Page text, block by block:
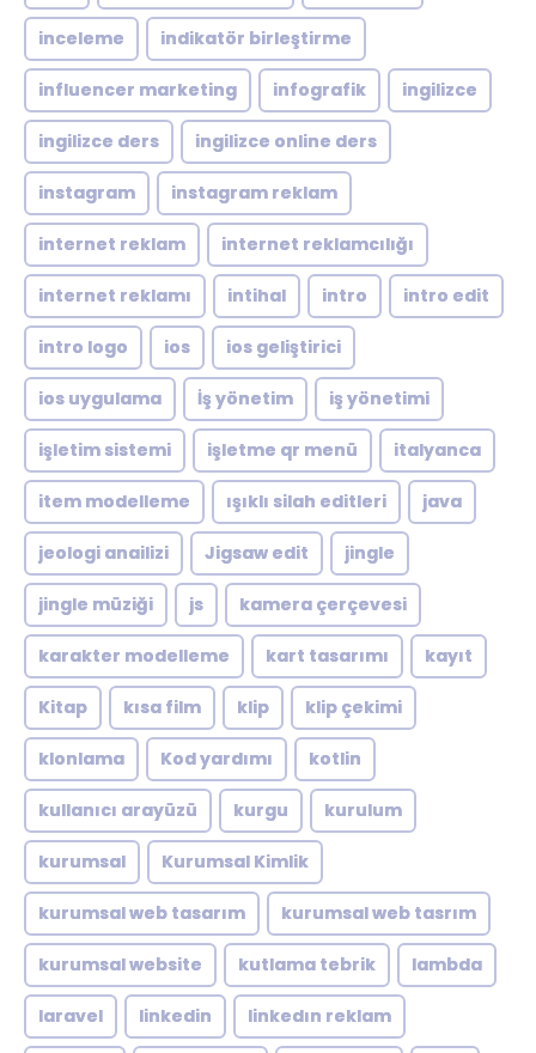
inceleme indikatör birleştirme
influencer marketing infografik ingilizce
ingilizce ders ingilizce online ders
instagram instagram reklam
internet reklam internet reklamcılığı
internet reklamı intihal intro intro edit
intro logo ios ios geliştirici
ios uygulama İş yönetim iş yönetimi
işletim sistemi işletme qr menü italyanca
item modelleme ışıklı silah editleri java
jeologi anailizi Jigsaw edit jingle
jingle müziği js kamera çerçevesi
karakter modelleme kart tasarımı kayıt
Kitap kısa film klip klip çekimi
klonlama Kod yardımı kotlin
kullanıcı arayüzü kurgu kurulum
kurumsal Kurumsal Kimlik
kurumsal web tasarım kurumsal web tasrım
kurumsal website kutlama tebrik lambda
laravel linkedin linkedın reklam